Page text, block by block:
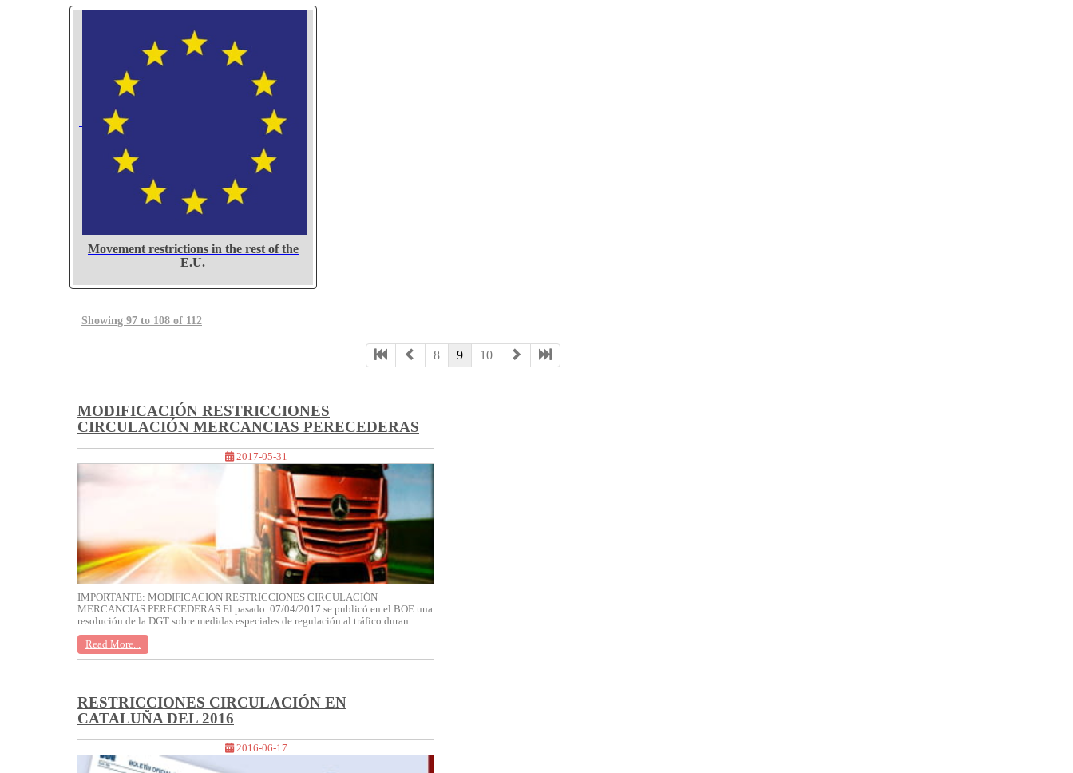
Movement restrictions in the rest of the
E.U.
Showing 97 to 108 of 112
8 9 10
MODIFICACIÓN RESTRICCIONES
CIRCULACIÓN MERCANCIAS PERECEDERAS
2017-05-31
IMPORTANTE: MODIFICACIÓN RESTRICCIONES CIRCULACIÓN
MERCANCIAS PERECEDERAS El pasado 07/04/2017 se publicó en el BOE una
resolución de la DGT sobre medidas especiales de regulación al tráfico duran...
Read More...
RESTRICCIONES CIRCULACIÓN EN
CATALUÑA DEL 2016
2016-06-17